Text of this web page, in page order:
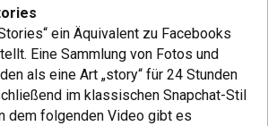
ein Äquivalent zu Facebooks
Eine Sammlung von Fotos und
als eine Art „story“ für 24 Stunden
im klassischen Snapchat-Stil
dem folgenden Video gibt es